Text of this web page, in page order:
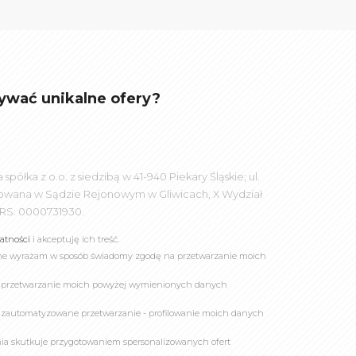
unikalne ofery?
z o.o. z siedzibą w 41-940 Piekary Śląskie; ul.
w Sądzie Rejonowym w Gliwicach, X Wydział
0000731930.
i akceptuję ich treść.
wyrażam w sposób świadomy zgodę na przetwarzanie moich
moich powyżej wymienionych danych
przetwarzanie - profilowanie moich danych
skutkuje przygotowaniem spersonalizowanych ofert